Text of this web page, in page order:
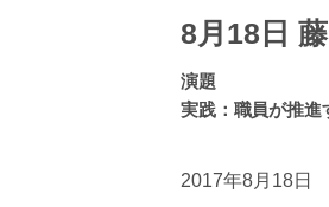
8月18日
演題
実践：職員が推
2017年8月18日